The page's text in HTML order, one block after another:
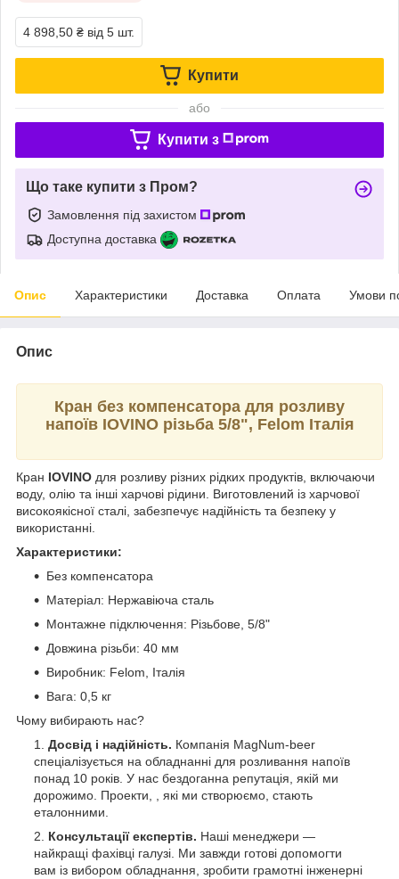
4 898,50 ₴ від 5 шт.
Купити
або
Купити з
Що таке купити з Пром?
Замовлення під захистом
Доступна доставка
Опис Характеристики Доставка Оплата Умови
Опис
Кран без компенсатора для розливу
напоїв IOVINO різьба 5/8", Felom Італія
Кран IOVINO для розливу різних рідких продуктів, включаючи
воду, олію та інші харчові рідини. Виготовлений із харчової
високоякісної сталі, забезпечує надійність та безпеку у
використанні.
Характеристики:
Без компенсатора
Матеріал: Нержавіюча сталь
Монтажне підключення: Різьбове, 5/8"
Довжина різьби: 40 мм
Виробник: Felom, Італія
Вага: 0,5 кг
Чому вибирають нас?
Досвід і надійність. Компанія MagNum-beer
спеціалізується на обладнанні для розливання напоїв
понад 10 років. У нас бездоганна репутація, якій ми
дорожимо. Проекти, , які ми створюємо, стають
еталонними.
Консультації експертів. Наші менеджери —
найкращі фахівці галузі. Ми завжди готові допомогти
вам із вибором обладнання, зробити грамотні інженерні